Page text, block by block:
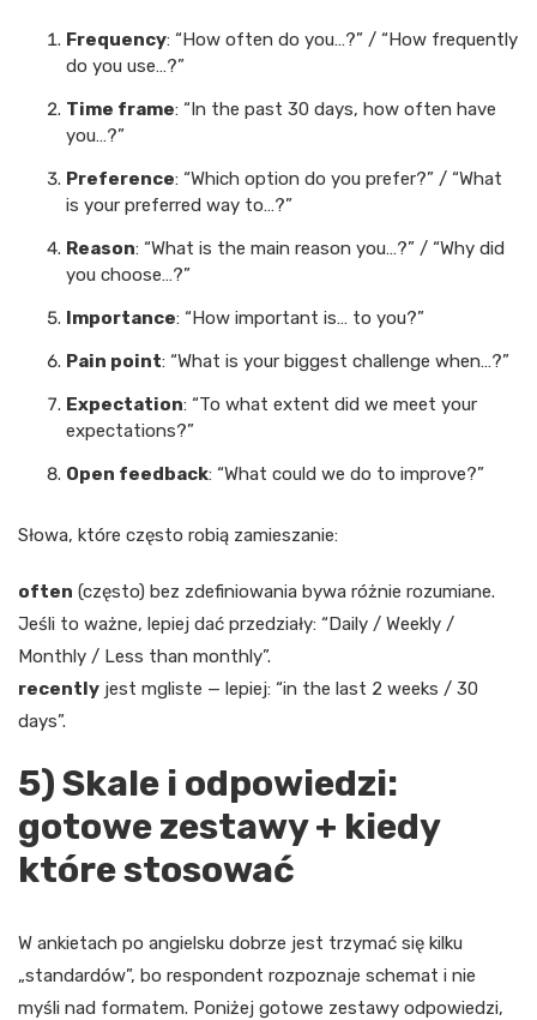
Frequency: “How often do you…?” / “How frequently
do you use…?”
Time frame: “In the past 30 days, how often have
you…?”
Preference: “Which option do you prefer?” / “What
is your preferred way to…?”
Reason: “What is the main reason you…?” / “Why did
you choose…?”
Importance: “How important is… to you?”
Pain point: “What is your biggest challenge when…?”
Expectation: “To what extent did we meet your
expectations?”
Open feedback: “What could we do to improve?”
Słowa, które często robią zamieszanie:
often (często) bez zdefiniowania bywa różnie rozumiane.
Jeśli to ważne, lepiej dać przedziały: “Daily / Weekly /
Monthly / Less than monthly”.
recently jest mgliste — lepiej: “in the last 2 weeks / 30
days”.
5) Skale i odpowiedzi:
gotowe zestawy + kiedy
które stosować
W ankietach po angielsku dobrze jest trzymać się kilku
„standardów”, bo respondent rozpoznaje schemat i nie
myśli nad formatem. Poniżej gotowe zestawy odpowiedzi,